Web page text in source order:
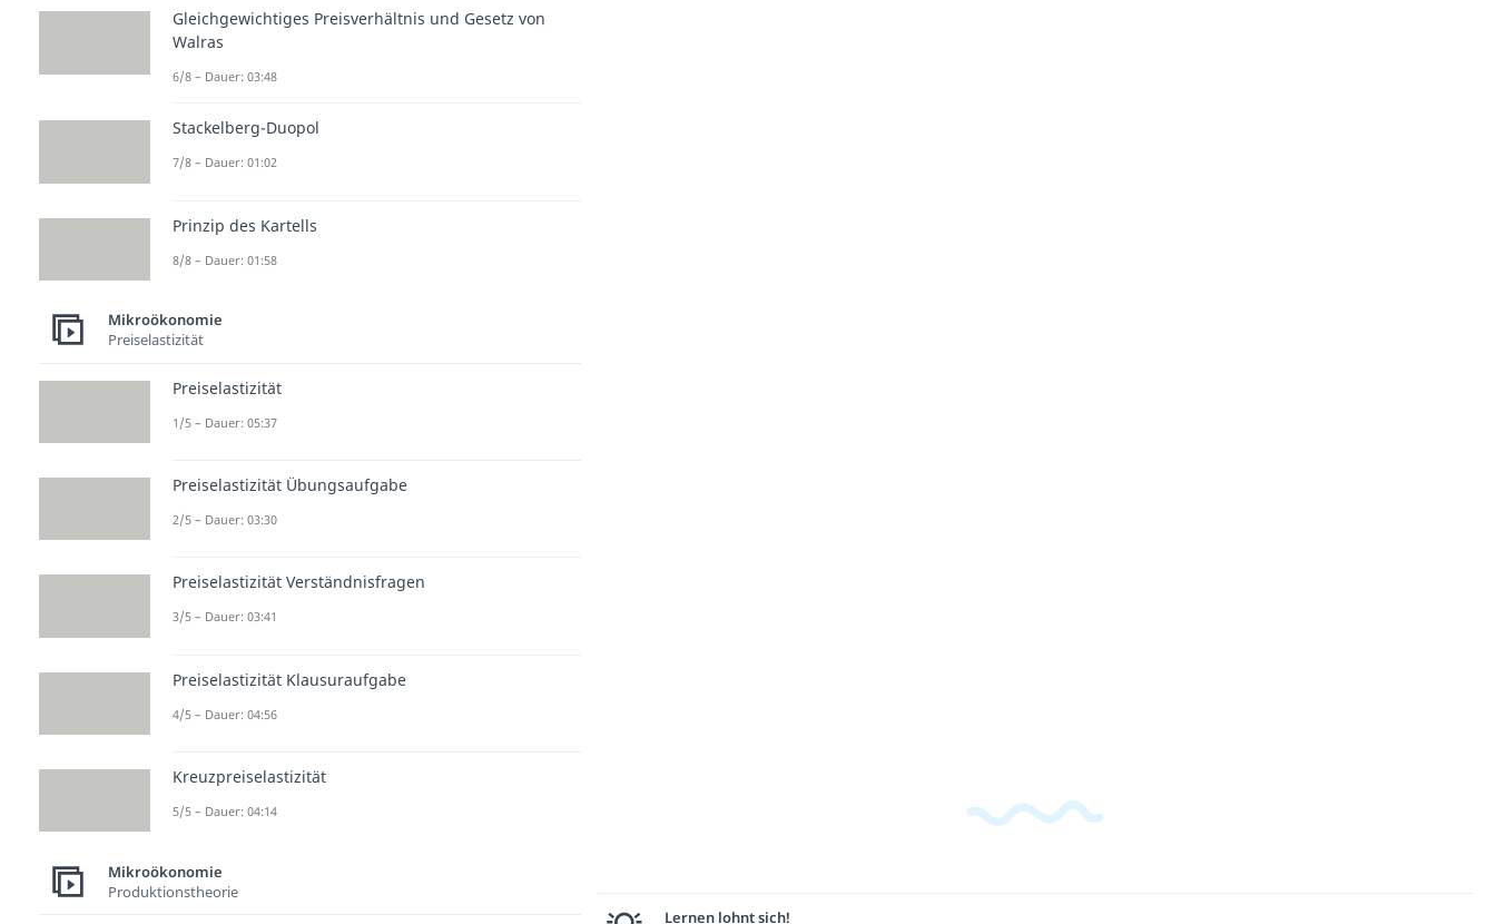
Lernen lohnt sich!
Gleichgewichtiges Preisverhältnis und Gesetz von
Walras
6/8 – Dauer: 03:48
Stackelberg-Duopol
7/8 – Dauer: 01:02
Prinzip des Kartells
8/8 – Dauer: 01:58
Mikroökonomie
Preiselastizität
Preiselastizität
1/5 – Dauer: 05:37
Preiselastizität Übungsaufgabe
2/5 – Dauer: 03:30
Preiselastizität Verständnisfragen
3/5 – Dauer: 03:41
Preiselastizität Klausuraufgabe
4/5 – Dauer: 04:56
Kreuzpreiselastizität
5/5 – Dauer: 04:14
Mikroökonomie
Produktionstheorie